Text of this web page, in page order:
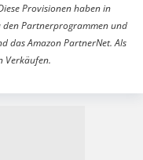
Provisionen haben in
den Partnerprogrammen und
das Amazon PartnerNet. Als
Verkäufen.